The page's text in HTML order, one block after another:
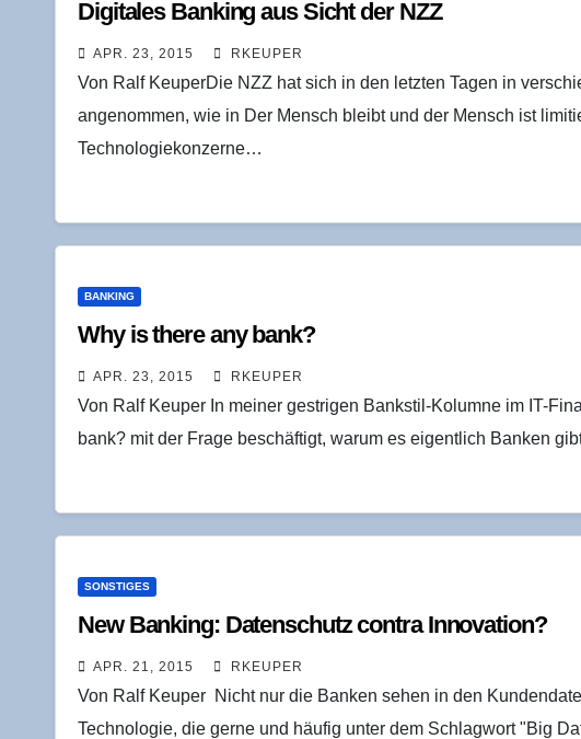
Digi­ta­les Ban­king aus Sicht der NZZ
APR. 23, 2015 RKEUPER
Von Ralf KeuperDie NZZ hat sich in den letzten Tagen in
angenommen, wie in Der Mensch bleibt und der Mensch ist
Technologiekonzerne…
BANKING
Why is the­re any bank?
APR. 23, 2015 RKEUPER
Von Ralf Keuper In meiner gestrigen Bankstil-Kolumne im IT-
bank? mit der Frage beschäftigt, warum es eigentlich Banken
SONSTIGES
New Ban­king: Daten­schutz con­tra Innovation?
APR. 21, 2015 RKEUPER
Von Ralf Keuper Nicht nur die Banken sehen in den
Technologie, die gerne und häufig unter dem Schlagwort "Big